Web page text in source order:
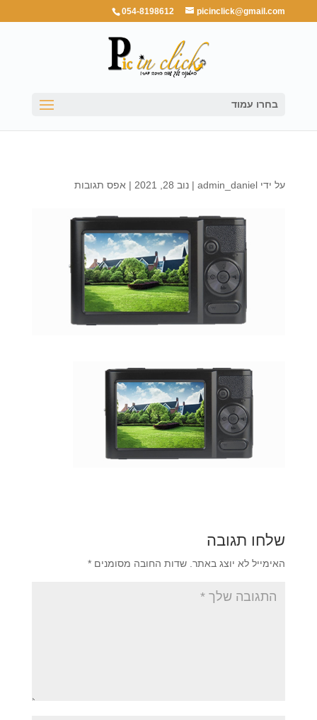
054-8198612 picinclick@gmail.com
בחרו עמוד
על ידי admin_daniel
| נוב 28, 2021 | אפס תגובות
שלחו תגובה
האימייל לא יוצג באתר. שדות החובה מסומנים *